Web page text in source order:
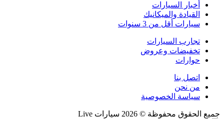
أخبار السيارات
القيادة والميكانيك
سيارات أقل من 3 سنوات
تجارب السيارات
تخفيضات وعروض
حوارات
اتصل بنا
من نحن
سياسة الخصوصية
جميع الحقوق محفوظة © 2026 سيارات Live